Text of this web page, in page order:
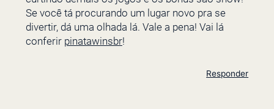
Se você tá procurando um lugar novo pra se
divertir, dá uma olhada lá. Vale a pena! Vai lá
conferir pinatawinsbr!
Responder